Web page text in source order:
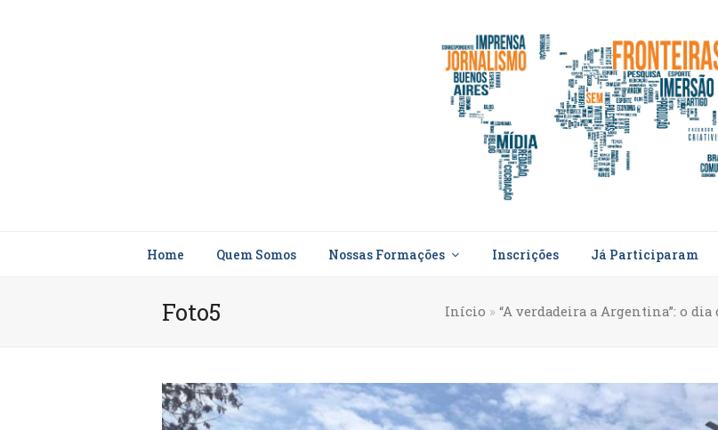
Home Quem Somos Nossas Formações Inscrições Já Participaram
Foto5 Início » “A verdadeira a Argentina”: o